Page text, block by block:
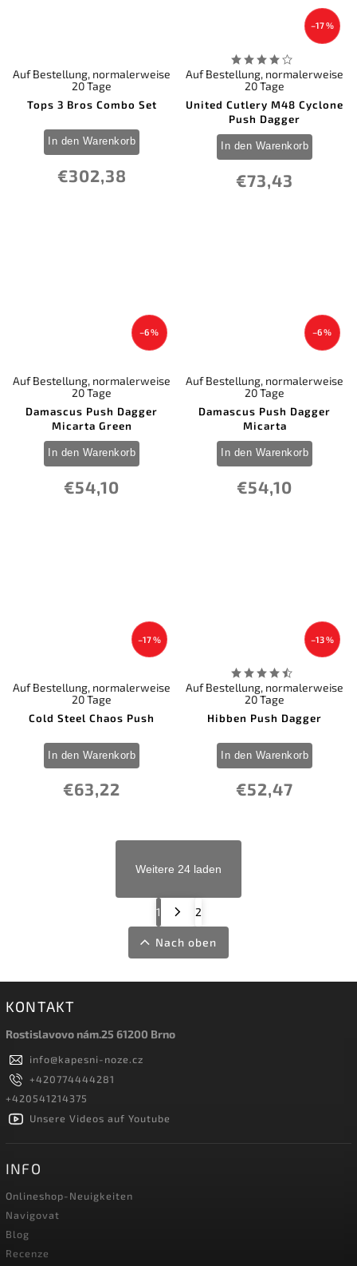
Tops 3 Bros Combo Set
Auf Bestellung, normalerweise
20 Tage
€302,38
In den Warenkorb
–17 %
United Cutlery M48 Cyclone
Push Dagger
Auf Bestellung, normalerweise
20 Tage
€73,43
In den Warenkorb
–6 %
Damascus Push Dagger
Micarta Green
Auf Bestellung, normalerweise
20 Tage
€54,10
In den Warenkorb
–6 %
Damascus Push Dagger
Micarta
Auf Bestellung, normalerweise
20 Tage
€54,10
In den Warenkorb
–17 %
Cold Steel Chaos Push
Auf Bestellung, normalerweise
20 Tage
€63,22
In den Warenkorb
–13 %
Hibben Push Dagger
Auf Bestellung, normalerweise
20 Tage
€52,47
In den Warenkorb
Weitere 24 laden
1 2
Nach oben
KONTAKT
Rostislavovo nám.25 61200 Brno
info@kapesni-noze.cz
+420774444281
+420541214375
Unsere Videos auf Youtube
INFO
Onlineshop-Neuigkeiten
Navigovat
Blog
Recenze